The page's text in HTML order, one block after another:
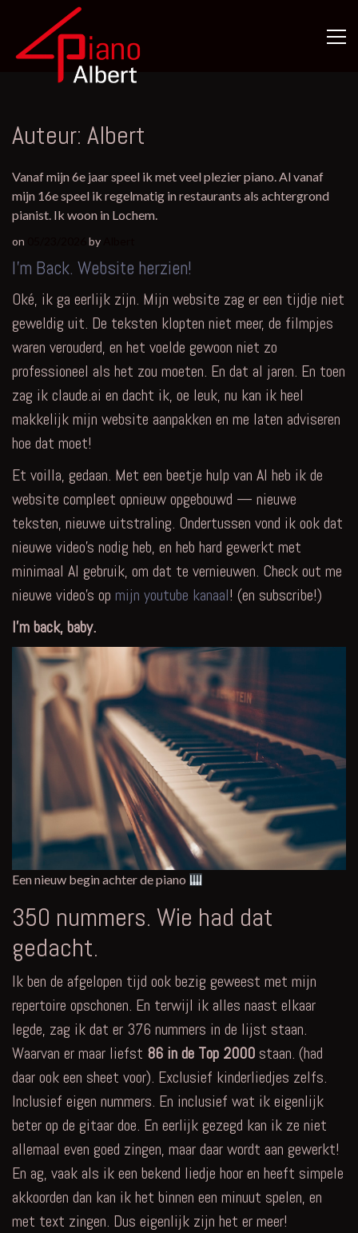
content
Auteur: Albert
Vanaf mijn 6e jaar speel ik met veel plezier piano. Al vanaf
mijn 16e speel ik regelmatig in restaurants als achtergrond
pianist. Ik woon in Lochem.
on by
I’m Back. Website herzien!
Oké, ik ga eerlijk zijn. Mijn website zag er een tijdje niet
geweldig uit. De teksten klopten niet meer, de filmpjes
waren verouderd, en het voelde gewoon niet zo
professioneel als het zou moeten. En dat al jaren. En toen
zag ik claude.ai en dacht ik, oe leuk, nu kan ik heel
makkelijk mijn website aanpakken en me laten adviseren
hoe dat moet!
Et voilla, gedaan. Met een beetje hulp van AI heb ik de
website compleet opnieuw opgebouwd — nieuwe
teksten, nieuwe uitstraling. Ondertussen vond ik ook dat
nieuwe video’s nodig heb, en heb hard gewerkt met
minimaal AI gebruik, om dat te vernieuwen. Check out me
nieuwe video’s op mijn youtube kanaal! (en subscribe!)
I’m back, baby.
Een nieuw begin achter de piano
350 nummers. Wie had dat
gedacht.
Ik ben de afgelopen tijd ook bezig geweest met mijn
repertoire opschonen. En terwijl ik alles naast elkaar
legde, zag ik dat er 376 nummers in de lijst staan.
Waarvan er maar liefst 86 in de Top 2000 staan. (had
daar ook een sheet voor). Exclusief kinderliedjes zelfs.
Inclusief eigen nummers. En inclusief wat ik eigenlijk
beter op de gitaar doe. En eerlijk gezegd kan ik ze niet
allemaal even goed zingen, maar daar wordt aan gewerkt!
En ag, vaak als ik een bekend liedje hoor en heeft simpele
akkoorden dan kan ik het binnen een minuut spelen, en
met text zingen. Dus eigenlijk zijn het er meer!